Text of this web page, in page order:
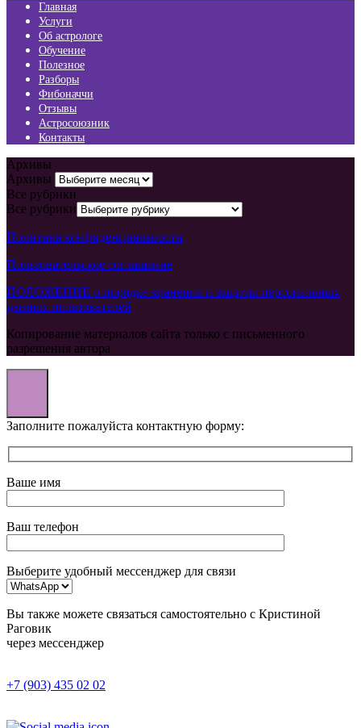
Главная
Услуги
Об астрологе
Обучение
Полезное
Разборы
Фибоначчи
Отзывы
Астросоюзник
Контакты
Архивы
Архивы
Все рубрики
Все рубрики
Политика конфиденциальности
Пользовательское соглашение
ПОЛОЖЕНИЕ о порядке хранения и защиты персональных
данных пользователей
Копирование материалов сайта только с письменного
разрешения автора
Заполните пожалуйста контактную форму:
Ваше имя
Ваш телефон
Выберите удобный мессенджер для связи
Вы также можете связаться самостоятельно с Кристиной
Раговик
через мессенджер
+7 (903) 435 02 02